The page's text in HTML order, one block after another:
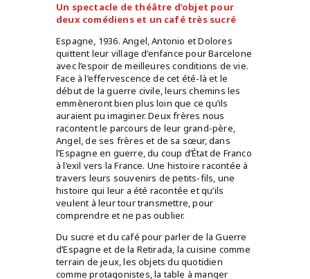
Un spectacle de théâtre d’objet pour
deux comédiens et un café très sucré
Espagne, 1936. Angel, Antonio et Dolores
quittent leur village d’enfance pour Barcelone
avec l’espoir de meilleures conditions de vie.
Face à l’effervescence de cet été-là et le
début de la guerre civile, leurs chemins les
emmèneront bien plus loin que ce qu’ils
auraient pu imaginer. Deux frères nous
racontent le parcours de leur grand-père,
Angel, de ses frères et de sa sœur, dans
l’Espagne en guerre, du coup d’État de Franco
à l’exil vers la France. Une histoire racontée à
travers leurs souvenirs de petits-fils, une
histoire qui leur a été racontée et qu’ils
veulent à leur tour transmettre, pour
comprendre et ne pas oublier.
Du sucre et du café pour parler de la Guerre
d’Espagne et de la Retirada, la cuisine comme
terrain de jeux, les objets du quotidien
comme protagonistes, la table à manger